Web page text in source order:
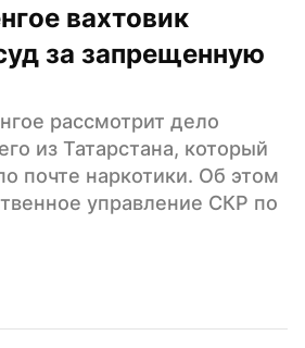
вахтовик
за запрещенную
рассмотрит дело
из Татарстана, который
почте наркотики. Об этом
управление СКР по